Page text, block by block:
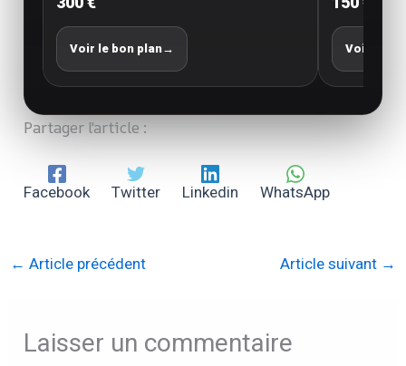
Voir le bon plan→ Voir le
Partager l'article :
Facebook Twitter Linkedin WhatsApp
← Article précédent Article suivant →
Laisser un commentaire